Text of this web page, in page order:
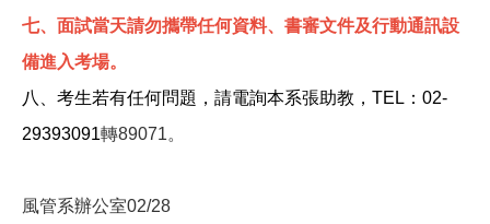
七、面試當天請勿攜帶任何資料、書審文件及行動通訊設
備進入考場。
八、考生若有任何問題，請電詢本系張助教，TEL：02-
29393091轉89071。
風管系辦公室02/28